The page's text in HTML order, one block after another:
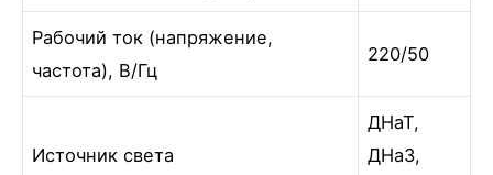
Рабочий ток (напряжение,
частота), В/Гц
220/50
Источник света
ДНаТ,
ДНаЗ,